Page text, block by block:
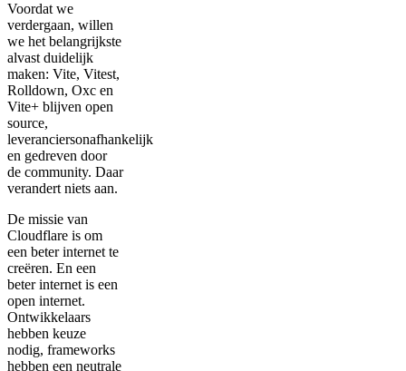
Voordat we
verdergaan, willen
we het belangrijkste
alvast duidelijk
maken: Vite, Vitest,
Rolldown, Oxc en
Vite+ blijven open
source,
leveranciersonafhankelijk
en gedreven door
de community. Daar
verandert niets aan.
De missie van
Cloudflare is om
een beter internet te
creëren. En een
beter internet is een
open internet.
Ontwikkelaars
hebben keuze
nodig, frameworks
hebben een neutrale